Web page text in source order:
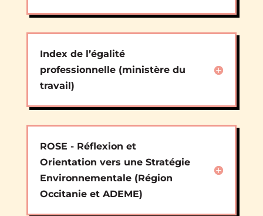
Index de l’égalité
professionnelle (ministère du
travail)
ROSE - Réflexion et
Orientation vers une Stratégie
Environnementale (Région
Occitanie et ADEME)